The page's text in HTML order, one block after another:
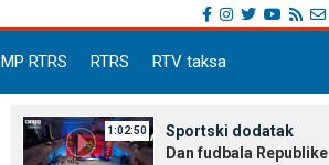
MP RTRS RTRS RTV taksa
1:02:50
Sportski dodatak
Dan fudbala Republike